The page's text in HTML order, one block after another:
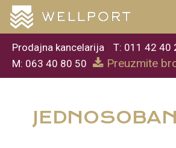
Prodajna kancelarija
T: 011 42 40
M: 063 40 80 50
Preuzmite